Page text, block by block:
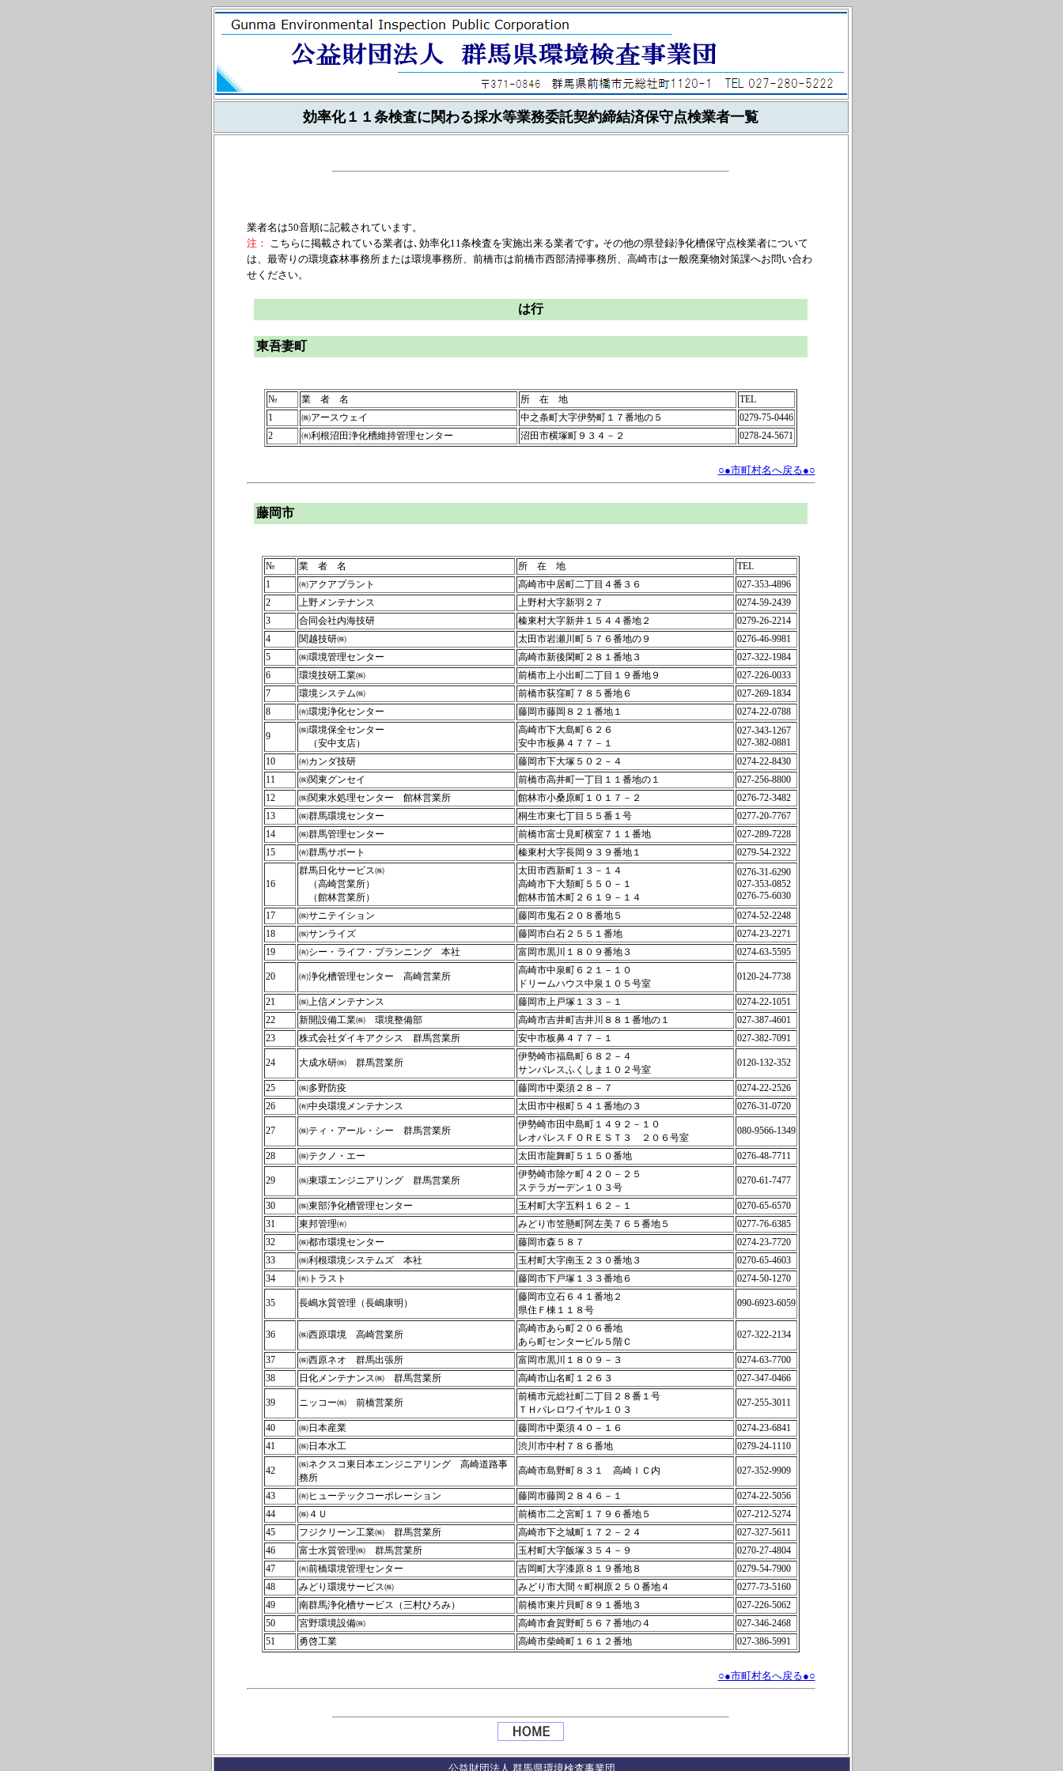
効率化１１条検査に関わる採水等業務委託契約締結済保守点検業者一覧
業者名は50音順に記載されています。
注： こちらに掲載されている業者は､効率化11条検査を実施出来る業者です｡ その他の県登録浄化槽保守点検業者について
は、最寄りの環境森林事務所または環境事務所、前橋市は前橋市西部清掃事務所、高崎市は一般廃棄物対策課へお問い合わ
せください。
は行
東吾妻町
№ 業 者 名 所 在 地
TEL
1
㈱アースウェイ 中之条町大字伊勢町１７番地の５
0279-75-0446
2
㈲利根沼田浄化槽維持管理センター 沼田市横塚町９３４－２ 0278-24-5671
○●市町村名へ戻る●○
藤岡市
№ 業 者 名 所 在 地
TEL
1
㈲アクアプラント 高崎市中居町二丁目４番３６
027-353-4896
2
上野メンテナンス 上野村大字新羽２７
0274-59-2439
3
合同会社内海技研 榛東村大字新井１５４４番地２
0279-26-2214
4
関越技研㈱ 太田市岩瀬川町５７６番地の９
0276-46-9981
5
㈱環境管理センター 高崎市新後閑町２８１番地３
027-322-1984
6
環境技研工業㈱ 前橋市上小出町二丁目１９番地９
027-226-0033
7
環境システム㈱ 前橋市荻窪町７８５番地６
027-269-1834
8
㈲環境浄化センター 藤岡市藤岡８２１番地１ 0274-22-0788
9
㈱環境保全センター
（安中支店）
高崎市下大島町６２６
安中市板鼻４７７－１
027-343-1267
027-382-0881
10
㈲カンダ技研 藤岡市下大塚５０２－４
0274-22-8430
11
㈱関東グンセイ 前橋市高井町一丁目１１番地の１
027-256-8800
12
㈱関東水処理センター 館林営業所 館林市小桑原町１０１７－２
0276-72-3482
13
㈱群馬環境センター 桐生市東七丁目５５番１号
0277-20-7767
14
㈱群馬管理センター 前橋市富士見町横室７１１番地
027-289-7228
15
㈲群馬サポート 榛東村大字長岡９３９番地１ 0279-54-2322
16
群馬日化サービス㈱
（高崎営業所）
（館林営業所）
太田市西新町１３－１４
高崎市下大類町５５０－１
館林市笛木町２６１９－１４
0276-31-6290
027-353-0852
0276-75-6030
17
㈱サニテイション 藤岡市鬼石２０８番地５
0274-52-2248
18
㈱サンライズ 藤岡市白石２５５１番地
0274-23-2271
19
㈲シー・ライフ・プランニング 本社 富岡市黒川１８０９番地３ 0274-63-5595
20 ㈲浄化槽管理センター 高崎営業所
高崎市中泉町６２１－１０
ドリームハウス中泉１０５号室
0120-24-7738
21 ㈱上信メンテナンス 藤岡市上戸塚１３３－１
0274-22-1051
22
新開設備工業㈱ 環境整備部 高崎市吉井町吉井川８８１番地の１
027-387-4601
23
株式会社ダイキアクシス 群馬営業所 安中市板鼻４７７－１ 027-382-7091
24 大成水研㈱ 群馬営業所
伊勢崎市福島町６８２－４
サンパレスふくしま１０２号室
0120-132-352
25 ㈱多野防疫 藤岡市中栗須２８－７
0274-22-2526
26
㈲中央環境メンテナンス 太田市中根町５４１番地の３ 0276-31-0720
27 ㈱ティ・アール・シー 群馬営業所
伊勢崎市田中島町１４９２－１０
レオパレスＦＯＲＥＳＴ３ ２０６号室
080-9566-1349
28 ㈱テクノ・エー 太田市龍舞町５１５０番地 0276-48-7711
29 ㈱東環エンジニアリング 群馬営業所
伊勢崎市除ケ町４２０－２５
ステラガーデン１０３号
0270-61-7477
30 ㈱東部浄化槽管理センター 玉村町大字五料１６２－１
0270-65-6570
31
東邦管理㈲ みどり市笠懸町阿左美７６５番地５
0277-76-6385
32
㈱都市環境センター 藤岡市森５８７
0274-23-7720
33
㈱利根環境システムズ 本社 玉村町大字南玉２３０番地３
0270-65-4603
34
㈲トラスト 藤岡市下戸塚１３３番地６ 0274-50-1270
35 長嶋水質管理（長嶋康明）
藤岡市立石６４１番地２
県住Ｆ棟１１８号
090-6923-6059
36 ㈱西原環境 高崎営業所
高崎市あら町２０６番地
あら町センタービル５階Ｃ
027-322-2134
37 ㈱西原ネオ 群馬出張所 富岡市黒川１８０９－３
0274-63-7700
38
日化メンテナンス㈱ 群馬営業所 高崎市山名町１２６３ 027-347-0466
39 ニッコー㈱ 前橋営業所
前橋市元総社町二丁目２８番１号
ＴＨパレロワイヤル１０３
027-255-3011
40 ㈱日本産業 藤岡市中栗須４０－１６
0274-23-6841
41
㈱日本水工 渋川市中村７８６番地 0279-24-1110
42
㈱ネクスコ東日本エンジニアリング 高崎道路事
務所
高崎市島野町８３１ 高崎ＩＣ内 027-352-9909
43 ㈲ヒューテックコーポレーション 藤岡市藤岡２８４６－１
0274-22-5056
44
㈱４Ｕ 前橋市二之宮町１７９６番地５
027-212-5274
45
フジクリーン工業㈱ 群馬営業所 高崎市下之城町１７２－２４
027-327-5611
46
富士水質管理㈱ 群馬営業所 玉村町大字飯塚３５４－９
0270-27-4804
47
㈲前橋環境管理センター 吉岡町大字漆原８１９番地８
0279-54-7900
48
みどり環境サービス㈱ みどり市大間々町桐原２５０番地４
0277-73-5160
49
南群馬浄化槽サービス（三村ひろみ） 前橋市東片貝町８９１番地３
027-226-5062
50
宮野環境設備㈱ 高崎市倉賀野町５６７番地の４
027-346-2468
51
勇啓工業 高崎市柴崎町１６１２番地 027-386-5991
○●市町村名へ戻る●○
公益財団法人 群馬県環境検査事業団